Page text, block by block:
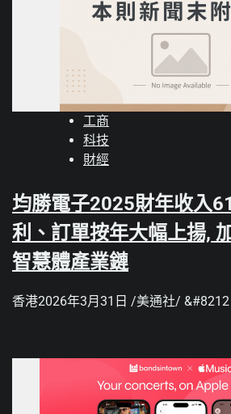
工商
科技
財經
均勝電子2025財年收入
利、訂單按年大幅上揚,
智慧體產業鏈
香港2026年3月31日 /美通社/ &#8212